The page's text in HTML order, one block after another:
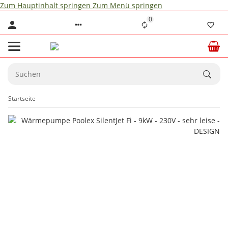
Zum Hauptinhalt springen Zum Menü springen
0
Startseite